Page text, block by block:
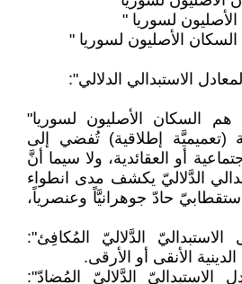
لسوريا "
الأصليون لسوريا "
الاستبدالي الدلالي":
هم السكان الأصليون لسوريا"
إطلاقية) تُفضي إلى
أو العقائدية، ولا سيما أنَّ
الدَّلاليّ يكشف مدى انطواء
حادّ جوهرانيَّاً وعنصرياً،
الدَّلاليّ المُكافِئ":
الأنقى أو الأرقى.
الدَّلاليّ المُضادّ":